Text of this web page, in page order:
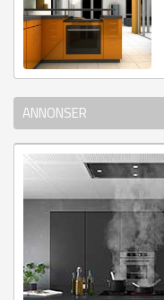
ANNONSER